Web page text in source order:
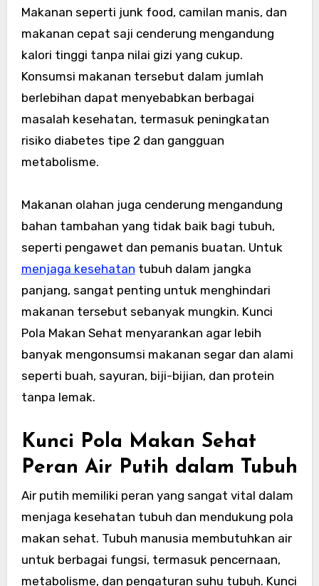
Makanan seperti junk food, camilan manis, dan
makanan cepat saji cenderung mengandung
kalori tinggi tanpa nilai gizi yang cukup.
Konsumsi makanan tersebut dalam jumlah
berlebihan dapat menyebabkan berbagai
masalah kesehatan, termasuk peningkatan
risiko diabetes tipe 2 dan gangguan
metabolisme.
Makanan olahan juga cenderung mengandung
bahan tambahan yang tidak baik bagi tubuh,
seperti pengawet dan pemanis buatan. Untuk
menjaga kesehatan tubuh dalam jangka
panjang, sangat penting untuk menghindari
makanan tersebut sebanyak mungkin. Kunci
Pola Makan Sehat menyarankan agar lebih
banyak mengonsumsi makanan segar dan alami
seperti buah, sayuran, biji-bijian, dan protein
tanpa lemak.
Kunci Pola Makan Sehat
Peran Air Putih dalam Tubuh
Air putih memiliki peran yang sangat vital dalam
menjaga kesehatan tubuh dan mendukung pola
makan sehat. Tubuh manusia membutuhkan air
untuk berbagai fungsi, termasuk pencernaan,
metabolisme, dan pengaturan suhu tubuh. Kunci